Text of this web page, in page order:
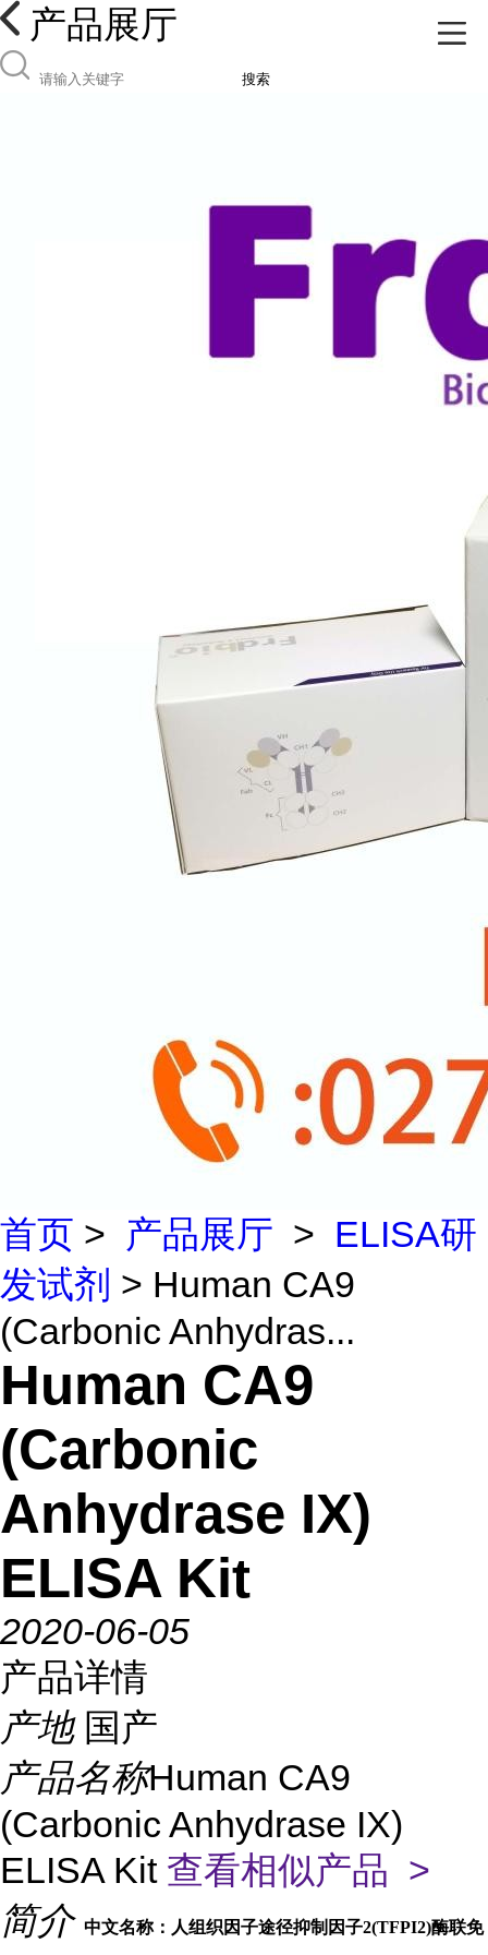
产品展厅
搜索
首页 > 产品展厅 > ELISA研
发试剂 > Human CA9
(Carbonic Anhydras...
Human CA9
(Carbonic
Anhydrase IX)
ELISA Kit
2020-06-05
产品详情
产地 国产
产品名称Human CA9
(Carbonic Anhydrase IX)
ELISA Kit 查看相似产品 >
简介 中文名称：人组织因子途径抑制因子2(TFPI2)酶联免